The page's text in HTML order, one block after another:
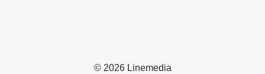
© 2026 Linemedia